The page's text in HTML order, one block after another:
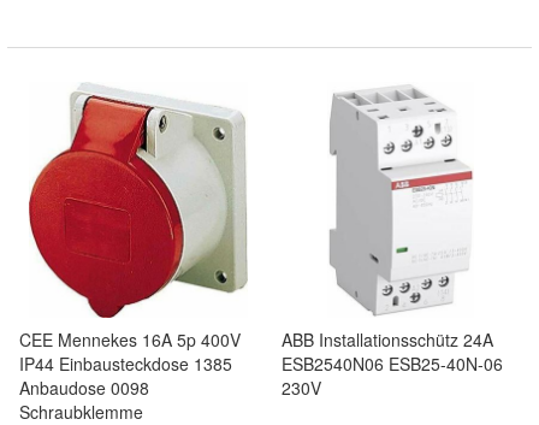
CEE Mennekes 16A 5p 400V
IP44 Einbausteckdose 1385
Anbaudose 0098
Schraubklemme
ABB Installationsschütz 24A
ESB2540N06 ESB25-40N-06
230V